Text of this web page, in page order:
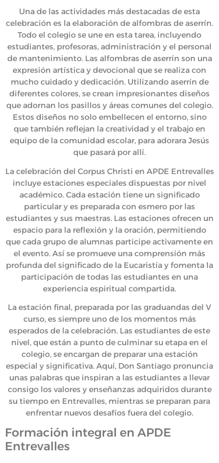
Una de las actividades más destacadas de esta
celebración es la elaboración de alfombras de aserrín.
Todo el colegio se une en esta tarea, incluyendo
estudiantes, profesoras, administración y el personal
de mantenimiento. Las alfombras de aserrín son una
expresión artística y devocional que se realiza con
mucho cuidado y dedicación. Utilizando aserrín de
diferentes colores, se crean impresionantes diseños
que adornan los pasillos y áreas comunes del colegio.
Estos diseños no solo embellecen el entorno, sino
que también reflejan la creatividad y el trabajo en
equipo de la comunidad escolar, para adorara Jesús
que pasará por allí.
La celebración del Corpus Christi en APDE Entrevalles
incluye estaciones especiales dispuestas por nivel
académico. Cada estación tiene un significado
particular y es preparada con esmero por las
estudiantes y sus maestras. Las estaciones ofrecen un
espacio para la reflexión y la oración, permitiendo
que cada grupo de alumnas participe activamente en
el evento. Así se promueve una comprensión más
profunda del significado de la Eucaristía y fomenta la
participación de todas las estudiantes en una
experiencia espiritual compartida.
La estación final, preparada por las graduandas del V
curso, es siempre uno de los momentos más
esperados de la celebración. Las estudiantes de este
nivel, que están a punto de culminar su etapa en el
colegio, se encargan de preparar una estación
especial y significativa. Aquí, Don Santiago pronuncia
unas palabras que inspiran a las estudiantes a llevar
consigo los valores y enseñanzas adquiridos durante
su tiempo en Entrevalles, mientras se preparan para
enfrentar nuevos desafíos fuera del colegio.
Formación integral en APDE
Entrevalles